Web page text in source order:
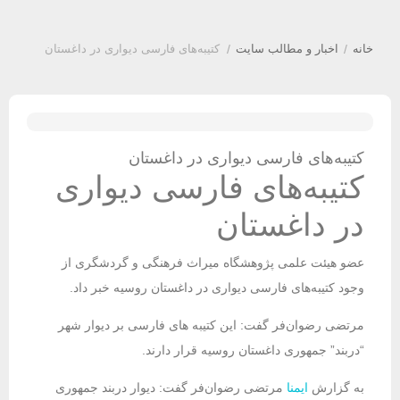
خانه / اخبار و مطالب سایت / کتیبه‌های فارسی دیواری در داغستان
کتیبه‌های فارسی دیواری در داغستان
کتیبه‌های فارسی دیواری
در داغستان
عضو هیئت علمی پژوهشگاه میراث فرهنگی و گردشگری از
وجود کتیبه‌های فارسی دیواری در داغستان روسیه خبر داد.
مرتضی رضوان‌فر گفت: این کتیبه های فارسی بر دیوار شهر
“دربند” جمهوری داغستان روسیه قرار دارند.
به گزارش ایمنا مرتضی رضوان‌فر گفت: دیوار دربند جمهوری